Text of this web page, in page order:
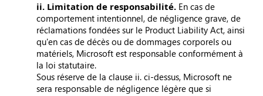
ii. Limitation de responsabilité. En cas de
comportement intentionnel, de négligence grave, de
réclamations fondées sur le Product Liability Act, ainsi
qu'en cas de décès ou de dommages corporels ou
matériels, Microsoft est responsable conformément à
la loi statutaire.
Sous réserve de la clause ii. ci-dessus, Microsoft ne
sera responsable de négligence légère que si